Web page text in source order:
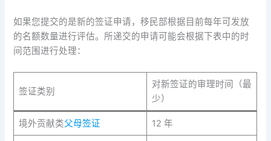
如果您提交的是新的签证申请，移民部根据目前每年可发放
的名额数量进行评估。所递交的申请可能会根据下表中的时
间范围进行处理：
签证类别
对新签证的审理时间（最
少）
境外贡献类父母签证 12 年